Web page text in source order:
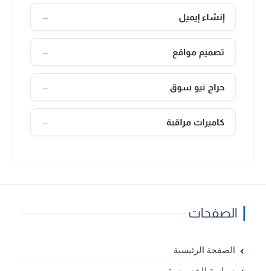
إنشاء إيميل ←
تصميم مواقع ←
حراج نيو سوق ←
كاميرات مراقبة ←
الصفحات
الصفحة الرئيسية